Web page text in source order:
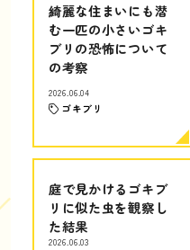
綺麗な住まいにも潜
む一匹の小さいゴキ
ブリの恐怖について
の考察
2026.06.04
ゴキブリ
庭で見かけるゴキブ
リに似た虫を観察し
た結果
2026.06.03